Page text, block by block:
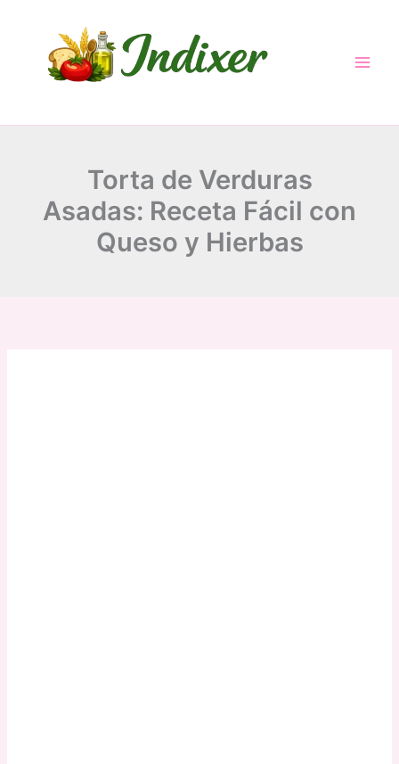
Torta de Verduras
Asadas: Receta Fácil con
Queso y Hierbas